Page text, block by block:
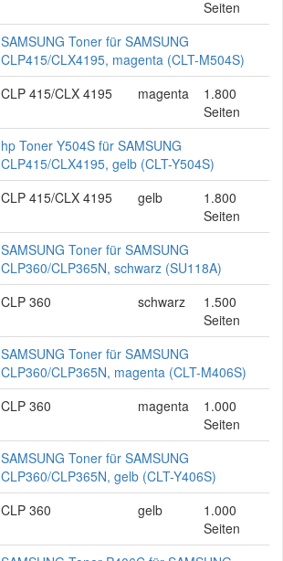
Seiten
SAMSUNG Toner für SAMSUNG
CLP415/CLX4195, magenta (CLT-M504S)
CLP 415/CLX 4195
magenta
1.800
Seiten
hp Toner Y504S für SAMSUNG
CLP415/CLX4195, gelb (CLT-Y504S)
CLP 415/CLX 4195
gelb
1.800
Seiten
SAMSUNG Toner für SAMSUNG
CLP360/CLP365N, schwarz (SU118A)
CLP 360
schwarz
1.500
Seiten
SAMSUNG Toner für SAMSUNG
CLP360/CLP365N, magenta (CLT-M406S)
CLP 360
magenta
1.000
Seiten
SAMSUNG Toner für SAMSUNG
CLP360/CLP365N, gelb (CLT-Y406S)
CLP 360
gelb
1.000
Seiten